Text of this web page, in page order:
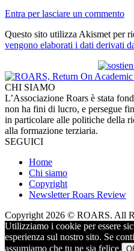
Entra per lasciare un commento
Questo sito utilizza Akismet per
vengono elaborati i dati derivati
CHI SIAMO
L’Associazione Roars è stata
non ha fini di lucro, e persegue
in particolare alle politiche della
alla formazione terziaria.
SEGUICI
Home
Chi siamo
Copyright
Newsletter Roars Review
Copyright 2026 © ROARS. All
Utilizziamo i cookie per essere
esperienza sul nostro sito. Se
assumiamo che tu ne sia felice.